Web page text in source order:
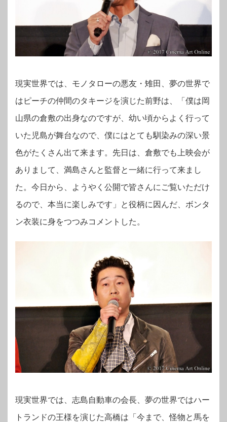
現実世界では、モノタローの悪友・雉田、夢の世界で
はピーチの仲間のタキージを演じた前野は、「僕は岡
山県の倉敷の出身なのですが、幼い頃からよく行って
いた児島が舞台なので、僕にはとても馴染みの深い景
色がたくさん出て来ます。先日は、倉敷でも上映会が
ありまして、満島さんと監督と一緒に行って来まし
た。今日から、ようやく公開で皆さんにご覧いただけ
るので、本当に楽しみです」と役柄に因んだ、ボンタ
ン衣装に身をつつみコメントした。
現実世界では、志島自動車の会長、夢の世界ではハー
トランドの王様を演じた高橋は「今まで、怪物と馬を